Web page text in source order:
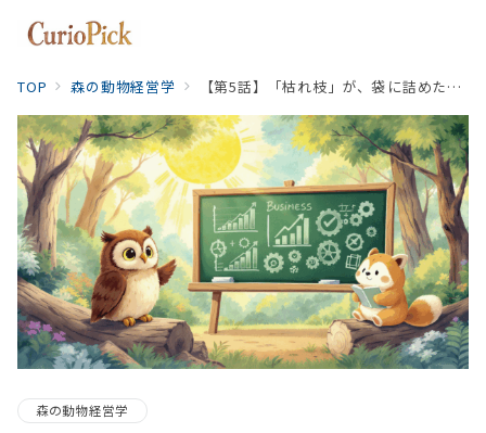
TOP 森の動物経営学 【第5話】「枯れ枝」が、袋に詰めた瞬間にバカ売れ
森の動物経営学